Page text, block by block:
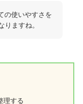
の使いやすさを
りますね。
理する